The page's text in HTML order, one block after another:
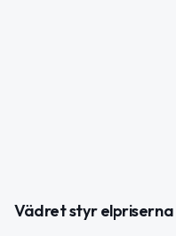
Vädret styr elpriserna